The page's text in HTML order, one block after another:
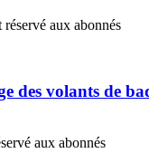
réservé aux abonnés
des volants de
aux abonnés